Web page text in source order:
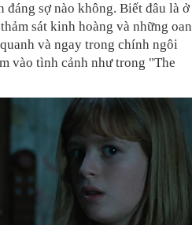
đáng sợ nào không. Biết đâu là ở
sát kinh hoàng và những oan
và ngay trong chính ngôi
vào tình cảnh như trong "The